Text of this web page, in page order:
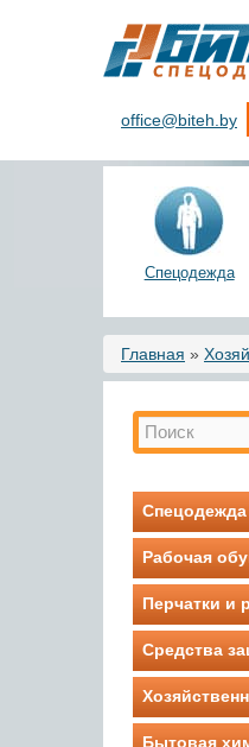
office@biteh.by
Спецодежда
Вы здесь
Главная »
Форма поиска
Поиск
Спецодежда
Рабочая
Перчатки и
Средства
Бытовая